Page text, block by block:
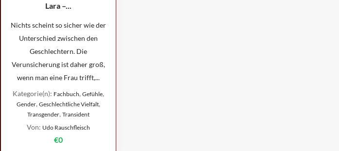
Lara –...
Nichts scheint so sicher wie der
Unterschied zwischen den
Geschlechtern. Die
Verunsicherung ist daher groß,
wenn man eine Frau trifft,...
Kategorie(n): Fachbuch, Gefühle,
Gender, Geschlechtliche Vielfalt,
Transgender, Transident
Von: Udo Rauschfleisch
€0